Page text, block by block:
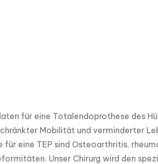
für eine Totalendoprothese des
Mobilität und verminderter
für eine TEP sind Osteoarthritis,
Unser Chirurg wird den